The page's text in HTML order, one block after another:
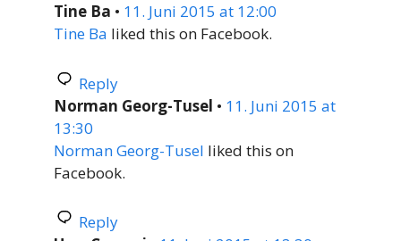
Tine Ba • 11. Juni 2015 at 12:00
Tine Ba liked this on Facebook.
Reply
Norman Georg-Tusel • 11. Juni 2015 at
13:30
Norman Georg-Tusel liked this on
Facebook.
Reply